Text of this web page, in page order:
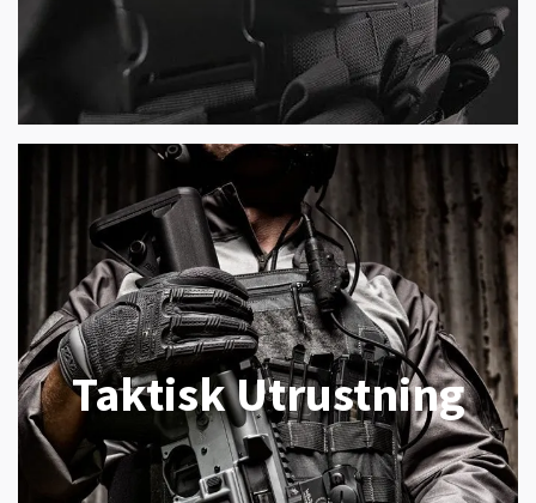
Taktisk Utrustning